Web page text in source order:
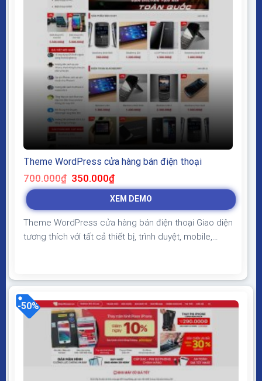
Theme WordPress cửa hàng bán điện thoại
700.000₫ Giá
gốc
là:
350.000₫Giá
hiện
tại
là:
XEM DEMO
Theme WordPress cửa hàng bán điện thoại Giao diện
tương thích với tất cả thiết bị, trình duyệt, mobile,
load nhanh nhẹ tối ưu với các công cụ tìm kiếm
Theme sạch hoàn toàn 100% không...
-50%